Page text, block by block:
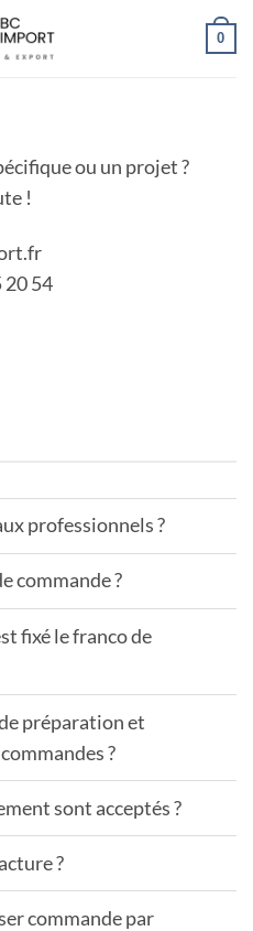
0
ou un projet ?
!
20 54
professionnels ?
commande ?
fixé le franco de
préparation et
?
sont acceptés ?
?
commande par